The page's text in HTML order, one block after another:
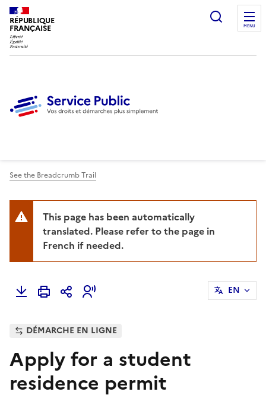
RÉPUBLIQUE
FRANÇAISE
Ouvrir
MENU
See the Breadcrumb Trail
This page has been automatically
translated. Please refer to the page in
French if needed.
EN
DÉMARCHE EN LIGNE
Apply for a student
residence permit